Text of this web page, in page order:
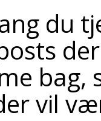
du
bag,
vil